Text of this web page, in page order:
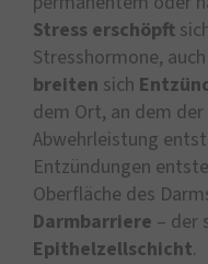
Stress erschöpft
Stresshormone,
breiten sich
dem Ort, an dem
Abwehrleistung
Entzündungen
Oberfläche des
Darmbarriere – der
Epithelzellschicht.